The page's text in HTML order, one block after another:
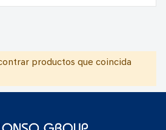
productos que coincida